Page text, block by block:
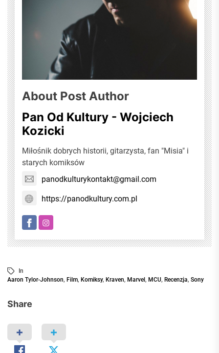
Share
About Post Author
Pan Od Kultury - Wojciech
Kozicki
Miłośnik dobrych historii, gitarzysta, fan "Misia" i
starych komiksów
panodkulturykontakt@gmail.com
https://panodkultury.com.pl
In
Aaron Tylor-Johnson, Film, Komiksy, Kraven, Marvel , MCU, Recenzja, Sony